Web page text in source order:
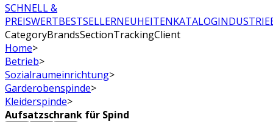
SCHNELL &
PREISWERTBESTSELLERNEUHEITENKATALOG
CategoryBrandsSectionTrackingClient
Home>
Betrieb>
Sozialraumeinrichtung>
Garderobenspinde>
Kleiderspinde>
Aufsatzschrank für Spind